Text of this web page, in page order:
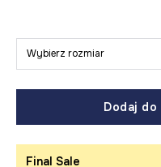
Wybierz rozmiar
Dodaj
Final Sale